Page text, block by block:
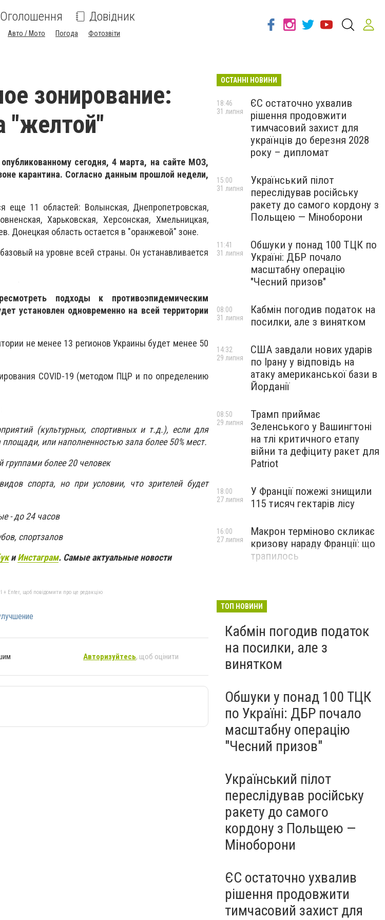
Оголошення Довідник
Авто / Мото Погода Фотозвіти
зонирование:
"желтой"
сегодня, 4 марта, на сайте МОЗ,
карантина. Согласно данным прошлой недели,
11 областей: Волынская, Днепропетровская,
Харьковская, Херсонская, Хмельницкая,
Донецкая область остается в "оранжевой" зоне.
на уровне всей страны. Он устанавливается
подходы к противоэпидемическим
установлен одновременно на всей территории
не менее 13 регионов Украины будет менее 50
COVID-19 (методом ПЦР и по определению
(культурных, спортивных и т.д.), если для
или наполненностью зала более 50% мест.
группами более 20 человек
спорта, но при условии, что зрителей будет
- до 24 часов
спортзалов
иИнстаграм. Самые актуальные новости
+ Enter, щоб повідомити про це редакцію
Авторизуйтесь, щоб оцінити
ОСТАННІ НОВИНИ
ЄС остаточно ухвалив
рішення продовжити
тимчасовий захист для
українців до березня 2028
року – дипломат
18:46
31 липня
Український пілот
переслідував російську
ракету до самого кордону з
Польщею — Міноборони
15:00
31 липня
Обшуки у понад 100 ТЦК по
Україні: ДБР почало
масштабну операцію
"Чесний призов"
11:41
31 липня
Кабмін погодив податок на
посилки, але з винятком
08:00
31 липня
США завдали нових ударів
по Ірану у відповідь на
атаку американської бази в
Йорданії
14:32
29 липня
Трамп приймає
Зеленського у Вашингтоні
на тлі критичного етапу
війни та дефіциту ракет для
Patriot
08:50
29 липня
У Франції пожежі знищили
115 тисяч гектарів лісу
18:00
27 липня
Макрон терміново скликає
кризову нараду Франції: що
трапилось
16:00
27 липня
ТОП НОВИНИ
Кабмін погодив податок
на посилки, але з
винятком
Обшуки у понад 100 ТЦК
по Україні: ДБР почало
масштабну операцію
"Чесний призов"
Український пілот
переслідував російську
ракету до самого
кордону з Польщею —
Міноборони
ЄС остаточно ухвалив
рішення продовжити
тимчасовий захист для